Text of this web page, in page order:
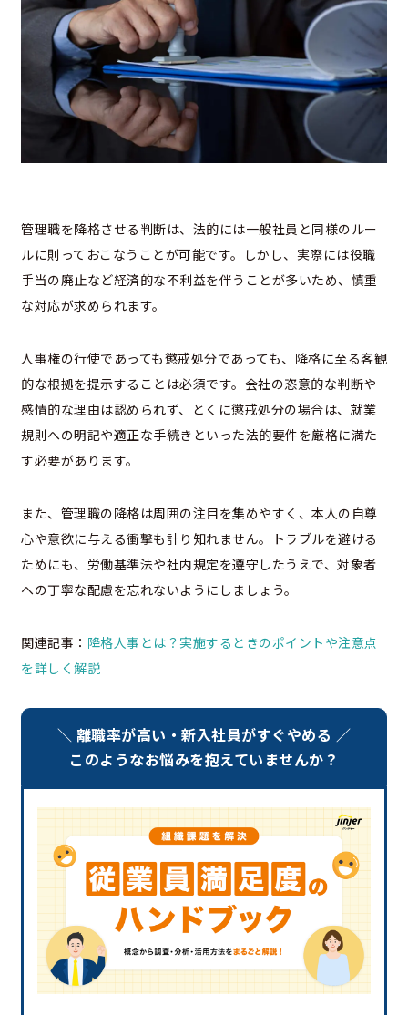
管理職を降格させる判断は、法的には一般社員と同様のルー
ルに則っておこなうことが可能です。しかし、実際には役職
手当の廃止など経済的な不利益を伴うことが多いため、慎重
な対応が求められます。
人事権の行使であっても懲戒処分であっても、降格に至る客観
的な根拠を提示することは必須です。会社の恣意的な判断や
感情的な理由は認められず、とくに懲戒処分の場合は、就業
規則への明記や適正な手続きといった法的要件を厳格に満た
す必要があります。
また、管理職の降格は周囲の注目を集めやすく、本人の自尊
心や意欲に与える衝撃も計り知れません。トラブルを避ける
ためにも、労働基準法や社内規定を遵守したうえで、対象者
への丁寧な配慮を忘れないようにしましょう。
関連記事： 降格人事とは？実施するときのポイントや注意点
を詳しく解説
＼ 離職率が高い・新入社員がすぐやめる ／
このようなお悩みを抱えていませんか？